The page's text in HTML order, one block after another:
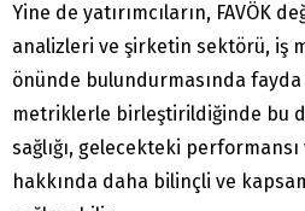
Yine de yatırımcıların, FAVÖK
analizleri ve şirketin sektörü, iş
önünde bulundurmasında
metriklerle birleştirildiğinde bu
sağlığı, gelecekteki
hakkında daha bilinçli ve